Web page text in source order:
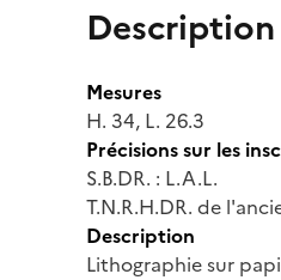
Mesures
H. 34, L. 26.3
Précisions sur les
S.B.DR. : L.A.L.
T.N.R.H.DR. de
Description
Lithographie sur